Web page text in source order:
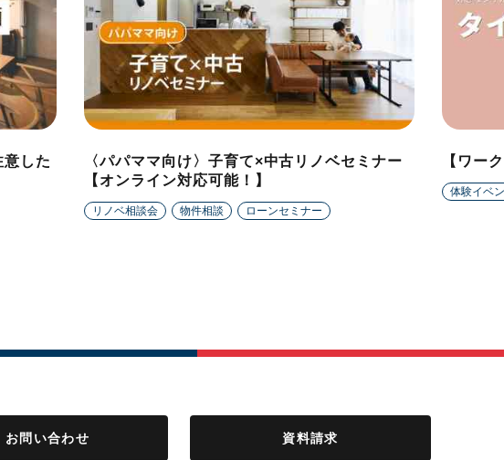
意した
〈パパママ向け〉子育て×中古リノベセミナー
【オンライン対応可能！】
リノベ相談会 物件相談 ローンセミナー
【ワー
体験イベ
お問い合わせ 資料請求